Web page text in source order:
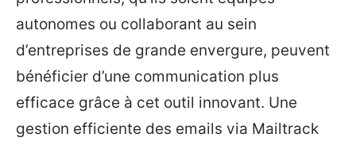
autonomes ou collaborant au sein
d’entreprises de grande envergure, peuvent
bénéficier d’une communication plus
efficace grâce à cet outil innovant. Une
gestion efficiente des emails via Mailtrack